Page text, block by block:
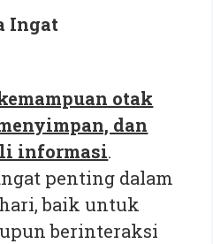
Ingat
otak
dan
informasi.
penting dalam
baik untuk
berinteraksi